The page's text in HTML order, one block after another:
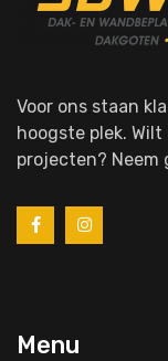
Voor ons staan
hoogste plek.
projecten?
Menu